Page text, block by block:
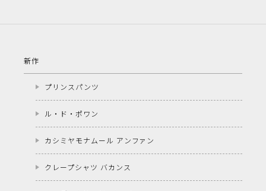
新作
プリンスパンツ
ル・ド・ポワン
カシミヤモナムール アンファン
クレープシャツ バカンス